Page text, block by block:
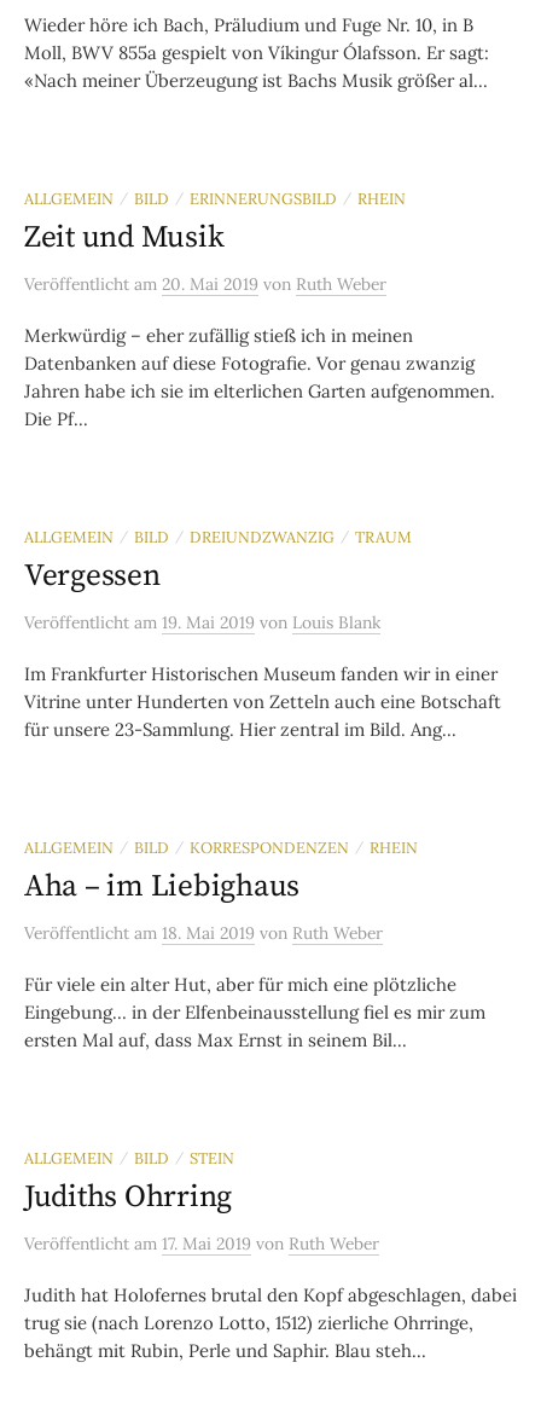
Wieder höre ich Bach, Präludium und Fuge Nr. 10, in B
Moll, BWV 855a gespielt von Víkingur Ólafsson. Er sagt:
«Nach meiner Überzeugung ist Bachs Musik größer al...
ALLGEMEIN / BILD / ERINNERUNGSBILD / RHEIN
Zeit und Musik
Veröffentlicht am 20. Mai 2019 von Ruth Weber
Merkwürdig – eher zufällig stieß ich in meinen
Datenbanken auf diese Fotografie. Vor genau zwanzig
Jahren habe ich sie im elterlichen Garten aufgenommen.
Die Pf...
ALLGEMEIN / BILD / DREIUNDZWANZIG / TRAUM
Vergessen
Veröffentlicht am 19. Mai 2019 von Louis Blank
Im Frankfurter Historischen Museum fanden wir in einer
Vitrine unter Hunderten von Zetteln auch eine Botschaft
für unsere 23-Sammlung. Hier zentral im Bild. Ang...
ALLGEMEIN / BILD / KORRESPONDENZEN / RHEIN
Aha – im Liebighaus
Veröffentlicht am 18. Mai 2019 von Ruth Weber
Für viele ein alter Hut, aber für mich eine plötzliche
Eingebung… in der Elfenbeinausstellung fiel es mir zum
ersten Mal auf, dass Max Ernst in seinem Bil...
ALLGEMEIN / BILD / STEIN
Judiths Ohrring
Veröffentlicht am 17. Mai 2019 von Ruth Weber
Judith hat Holofernes brutal den Kopf abgeschlagen, dabei
trug sie (nach Lorenzo Lotto, 1512) zierliche Ohrringe,
behängt mit Rubin, Perle und Saphir. Blau steh...